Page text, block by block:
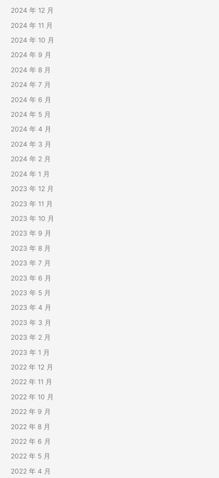
2024 年 12 月
2024 年 11 月
2024 年 10 月
2024 年 9 月
2024 年 8 月
2024 年 7 月
2024 年 6 月
2024 年 5 月
2024 年 4 月
2024 年 3 月
2024 年 2 月
2024 年 1 月
2023 年 12 月
2023 年 11 月
2023 年 10 月
2023 年 9 月
2023 年 8 月
2023 年 7 月
2023 年 6 月
2023 年 5 月
2023 年 4 月
2023 年 3 月
2023 年 2 月
2023 年 1 月
2022 年 12 月
2022 年 11 月
2022 年 10 月
2022 年 9 月
2022 年 8 月
2022 年 6 月
2022 年 5 月
2022 年 4 月